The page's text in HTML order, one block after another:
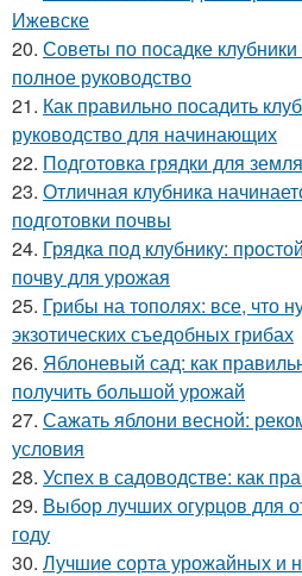
Ижевске
20. Советы по посадке
полное руководство
21. Как правильно посадить
руководство для начинающих
22. Подготовка грядки для
23. Отличная клубника
подготовки почвы
24. Грядка под клубнику:
почву для урожая
25. Грибы на тополях: все, что
экзотических съедобных грибах
26. Яблоневый сад: как
получить большой урожай
27. Сажать яблони весной:
условия
28. Успех в садоводстве: как
29. Выбор лучших огурцов для
году
30. Лучшие сорта урожайных и